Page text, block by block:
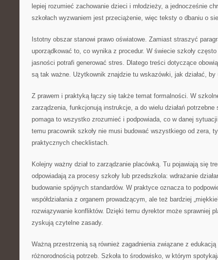
lepiej rozumieć zachowanie dzieci i młodzieży, a jednocześnie
szkołach wyzwaniem jest przeciążenie, więc teksty o dbaniu o
Istotny obszar stanowi prawo oświatowe. Zamiast straszyć
uporządkować to, co wynika z procedur. W świecie szkoły
jasności potrafi generować stres. Dlatego treści dotyczące
są tak ważne. Użytkownik znajdzie tu wskazówki, jak działać, by
Z prawem i praktyką łączy się także temat formalności. W
zarządzenia, funkcjonują instrukcje, a do wielu działań potrzebne
pomaga to wszystko zrozumieć i podpowiada, co w danej
temu pracownik szkoły nie musi budować wszystkiego od zera,
praktycznych checklistach.
Kolejny ważny dział to zarządzanie placówką. Tu pojawiają się
odpowiadają za procesy szkoły lub przedszkola: wdrażanie
budowanie spójnych standardów. W praktyce oznacza to
współdziałania z organem prowadzącym, ale też bardziej
rozwiązywanie konfliktów. Dzięki temu dyrektor może sprawniej
zyskują czytelne zasady.
Ważną przestrzenią są również zagadnienia związane z
różnorodnością potrzeb. Szkoła to środowisko, w którym